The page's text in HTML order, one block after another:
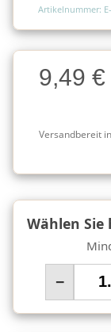
Artikelnummer:
Charge
Charge9,49 €
Versandbereit
Wählen
−